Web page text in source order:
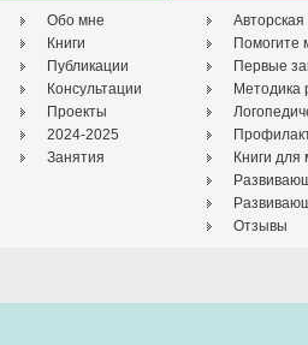
Обо мне
Книги
Публикации
Консультации
Проекты
2024-2025
Занятия
Помогите
Первые
Методика
Книги
Отзывы